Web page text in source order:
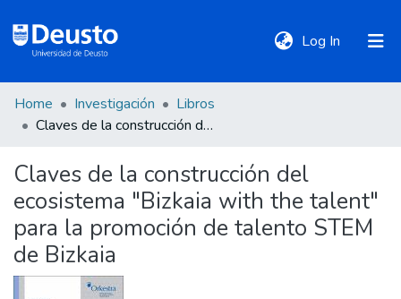
Log In (current)
DeustoTeka
Communities
&
Collections
All of DSpace
Home Investigación
Libros
Claves de la construcción del ecosistema "Bizkaia with the talent" para la promoción de talento STEM de Bizkaia
Claves de la construcción del
ecosistema "Bizkaia with the talent"
para la promoción de talento STEM
de Bizkaia